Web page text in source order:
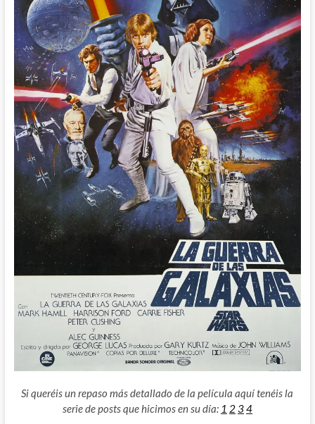
Si queréis un repaso más detallado de la película aquí tenéis la
serie de posts que hicimos en su día: 1 234